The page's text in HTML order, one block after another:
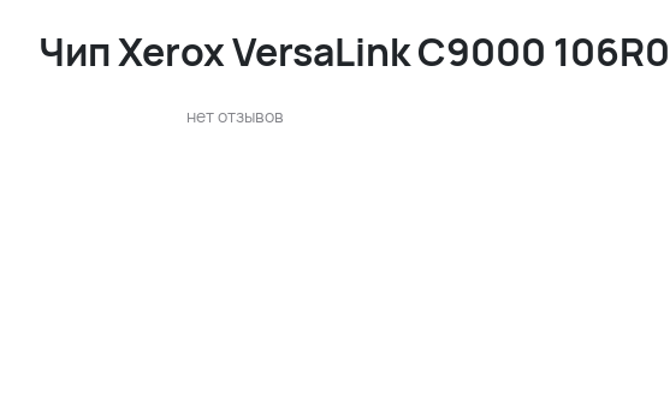
Чип Xerox VersaLink C9000
нет отзывов